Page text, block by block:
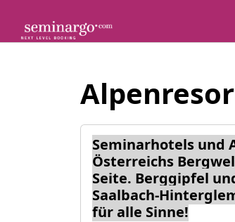
content
Seminarhotels und
Österreichs
Seite. Berggipfel
Saalbach-
für alle Sinne!